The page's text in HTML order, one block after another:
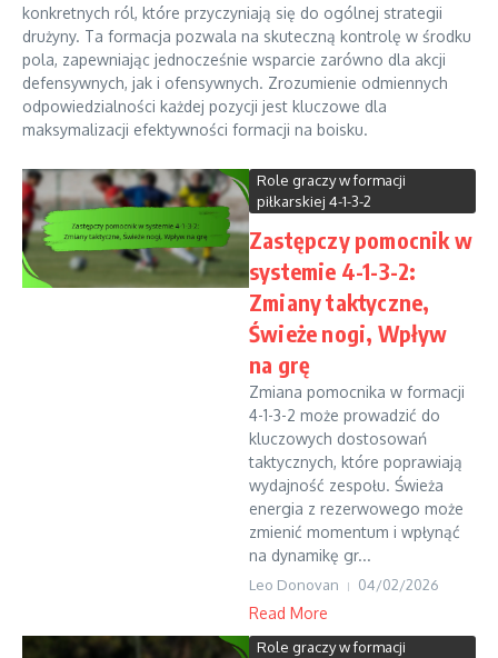
konkretnych ról, które przyczyniają się do ogólnej strategii
drużyny. Ta formacja pozwala na skuteczną kontrolę w środku
pola, zapewniając jednocześnie wsparcie zarówno dla akcji
defensywnych, jak i ofensywnych. Zrozumienie odmiennych
odpowiedzialności każdej pozycji jest kluczowe dla
maksymalizacji efektywności formacji na boisku.
Role graczy w formacji
piłkarskiej 4-1-3-2
Zastępczy pomocnik w
systemie 4-1-3-2:
Zmiany taktyczne,
Świeże nogi, Wpływ
na grę
Zmiana pomocnika w formacji
4-1-3-2 może prowadzić do
kluczowych dostosowań
taktycznych, które poprawiają
wydajność zespołu. Świeża
energia z rezerwowego może
zmienić momentum i wpłynąć
na dynamikę gr...
Leo Donovan 04/02/2026
Read More
Role graczy w formacji